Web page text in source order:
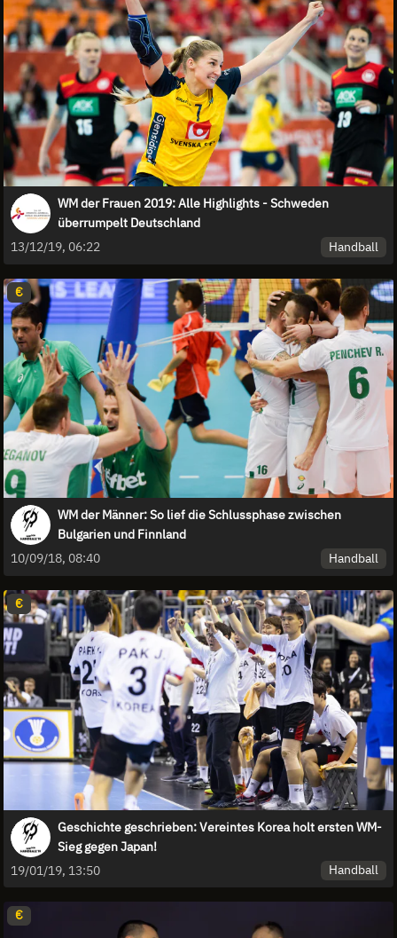
WM der Frauen 2019: Alle Highlights - Schweden
überrumpelt Deutschland
13/12/19, 06:22
Handball
€
WM der Männer: So lief die Schlussphase zwischen
Bulgarien und Finnland
10/09/18, 08:40
Handball
€
Geschichte geschrieben: Vereintes Korea holt ersten WM-
Sieg gegen Japan!
19/01/19, 13:50
Handball
€